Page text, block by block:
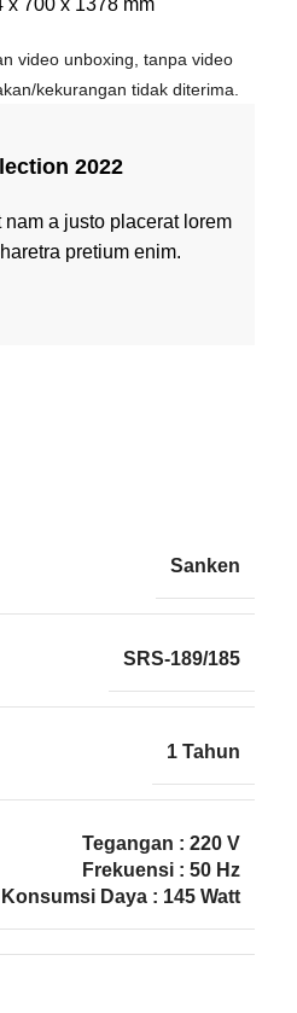
video unboxing, tanpa video
kekurangan tidak diterima.
2022
a justo placerat lorem
pretium enim.
Sanken
SRS-189/185
1 Tahun
Tegangan : 220 V
Frekuensi : 50 Hz
Konsumsi Daya : 145 Watt